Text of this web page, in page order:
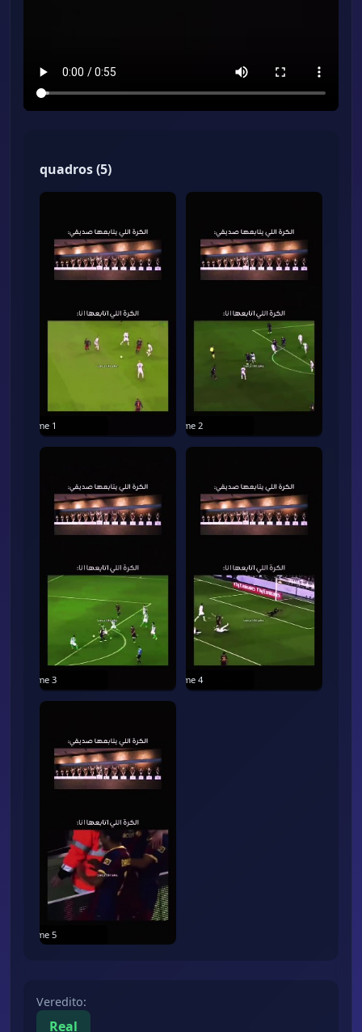
quadros(5)
Frame 1 Frame 2
Frame 3 Frame 4
Frame 5
Veredito:
Real